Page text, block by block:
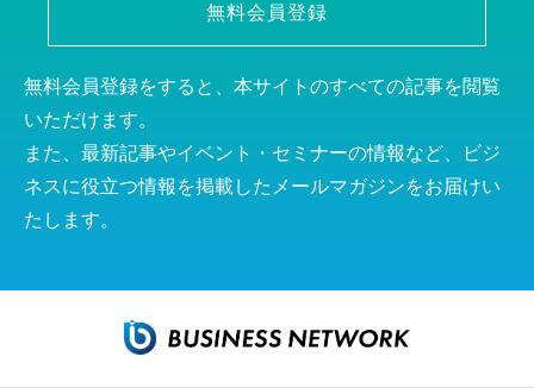
無料会員登録
無料会員登録をすると、本サイトのすべての記事を閲覧
いただけます。
また、最新記事やイベント・セミナーの情報など、ビジ
ネスに役立つ情報を掲載したメールマガジンをお届けい
たします。